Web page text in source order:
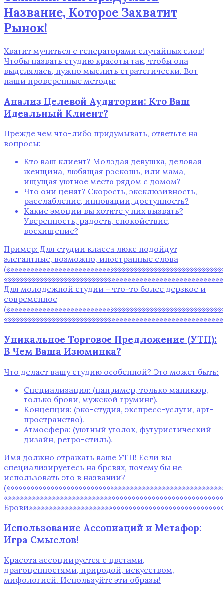
Название, Которое Захватит
Рынок!
Хватит мучиться с генераторами случайных слов!
Чтобы назвать студию красоты так, чтобы она
выделялась, нужно мыслить стратегически. Вот
наши проверенные методы:
Анализ Целевой Аудитории: Кто Ваш
Идеальный Клиент?
Прежде чем что-либо придумывать, ответьте на
вопросы:
Кто ваш клиент? Молодая девушка, деловая
женщина, любящая роскошь, или мама,
ищущая уютное место рядом с домом?
Что они ценят? Скорость, эксклюзивность,
расслабление, инновации, доступность?
Какие эмоции вы хотите у них вызвать?
Уверенность, радость, спокойствие,
восхищение?
Пример: Для студии класса люкс подойдут
элегантные, возможно, иностранные слова
Для молодежной студии – что-то более дерзкое и
современное
Уникальное Торговое Предложение (УТП):
В Чем Ваша Изюминка?
Что делает вашу студию особенной? Это может быть:
Специализация: (например, только маникюр,
только брови, мужской груминг).
Концепция: (эко-студия, экспресс-услуги, арт-
пространство).
Атмосфера: (уютный уголок, футуристический
дизайн, ретро-стиль).
Имя должно отражать ваше УТП! Если вы
специализируетесь на бровях, почему бы не
использовать это в названии?
Использование Ассоциаций и Метафор:
Игра Смыслов!
Красота ассоциируется с цветами,
драгоценностями, природой, искусством,
мифологией. Используйте эти образы!